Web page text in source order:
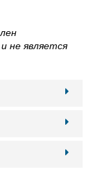
не является